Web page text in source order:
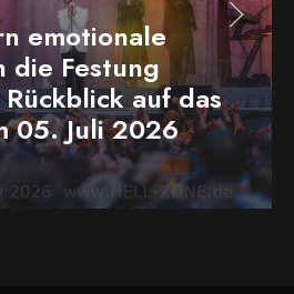
emotionale
die Festung
auf das
05. Juli 2026